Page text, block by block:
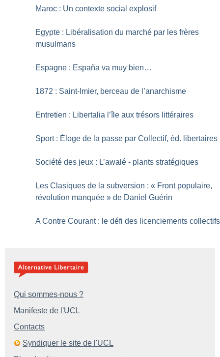
Maroc : Un contexte social explosif
Egypte : Libéralisation du marché par les frères
musulmans
Espagne : España va muy bien…
1872 : Saint-Imier, berceau de l’anarchisme
Entretien : Libertalia l’île aux trésors littéraires
Sport : Éloge de la passe par Collectif, éd. libertaires
Société des jeux : L’awalé - plants stratégiques
Les Clasiques de la subversion : « Front populaire,
révolution manquée » de Daniel Guérin
A Contre Courant : le défi des licenciements collectifs
Qui sommes-nous ?
Manifeste de l'UCL
Contacts
Syndiquer le site de l'UCL